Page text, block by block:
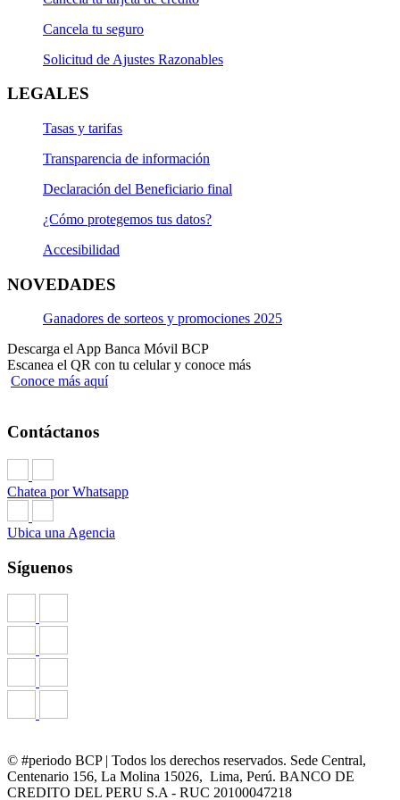
Cancela tu seguro
Solicitud de Ajustes Razonables
LEGALES
Tasas y tarifas
Transparencia de información
Declaración del Beneficiario final
¿Cómo protegemos tus datos?
Accesibilidad
NOVEDADES
Ganadores de sorteos y promociones 2025
Descarga el App Banca Móvil BCP
Escanea el QR con tu celular y conoce más
Conoce más aquí
Contáctanos
Chatea por Whatsapp
Ubica una Agencia
Síguenos
© #periodo BCP | Todos los derechos reservados. Sede Central,
Centenario 156, La Molina 15026, Lima, Perú. BANCO DE
CREDITO DEL PERU S.A - RUC 20100047218